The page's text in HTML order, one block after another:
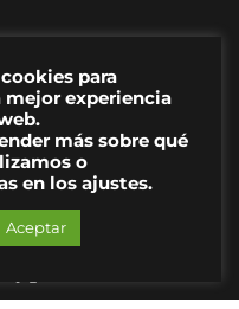
artes visuales y cultura
|Aviso Legal
para
mejor experiencia
más sobre qué
o
en los ajustes.
Aceptar